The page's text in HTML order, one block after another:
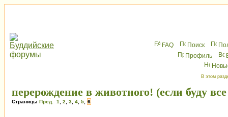
FAQ Поиск
Профиль
В этом
перерождение в животного! (если буду
Страницы Пред. 1 2 3 4 5 6